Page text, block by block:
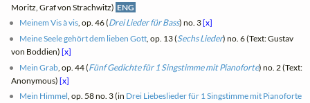
Moritz, Graf von Strachwitz) ENG
Meinem Vis à vis, op. 46 (Drei Lieder für Bass) no. 3[x]
Meine Seele gehört dem lieben Gott , op. 13 (Sechs Lieder) no. 6 (Text: Gustav
von Boddien)[x]
Mein Grab , op. 44 (Fünf Gedichte für 1 Singstimme mit Pianoforte) no. 2 (Text:
Anonymous)[x]
Mein Himmel, op. 58 no. 3 (in Drei Liebeslieder für 1 Singstimme mit Pianoforte